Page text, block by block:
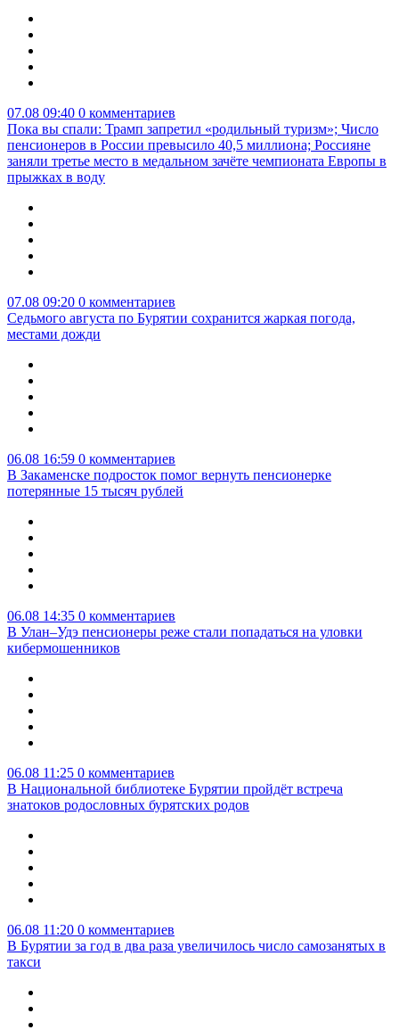
07.08 09:40 0 комментариев
Пока вы спали: Трамп запретил «родильный туризм»; Число
пенсионеров в России превысило 40,5 миллиона; Россияне
заняли третье место в медальном зачёте чемпионата Европы в
прыжках в воду
07.08 09:20 0 комментариев
Седьмого августа по Бурятии сохранится жаркая погода,
местами дожди
06.08 16:59 0 комментариев
В Закаменске подросток помог вернуть пенсионерке
потерянные 15 тысяч рублей
06.08 14:35 0 комментариев
В Улан–Удэ пенсионеры реже стали попадаться на уловки
кибермошенников
06.08 11:25 0 комментариев
В Национальной библиотеке Бурятии пройдёт встреча
знатоков родословных бурятских родов
06.08 11:20 0 комментариев
В Бурятии за год в два раза увеличилось число самозанятых в
такси